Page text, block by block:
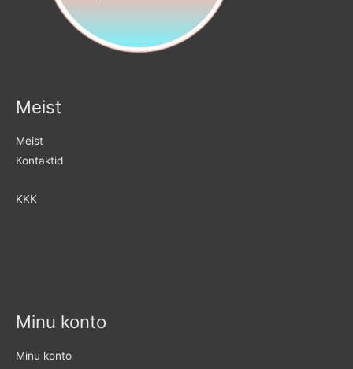
Meist
Meist
Kontaktid
KKK
Minu konto
Minu konto